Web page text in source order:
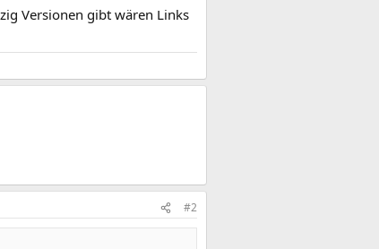
Versionen gibt wären Links
#2